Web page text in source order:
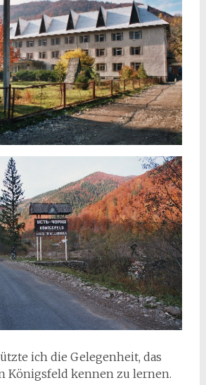
ich die Gelegenheit, das
Königsfeld kennen zu lernen.